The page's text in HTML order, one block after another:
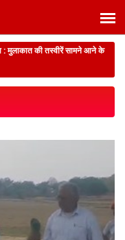
गन्ना पेराई का लक्ष्य,पश्चिम
विभाग ने जिलों से मांगा नया
शिक्षा,परीक्षा सुधार,AI तकनीक,विशेष
मुलाकात की तस्वीरें सामने आने के